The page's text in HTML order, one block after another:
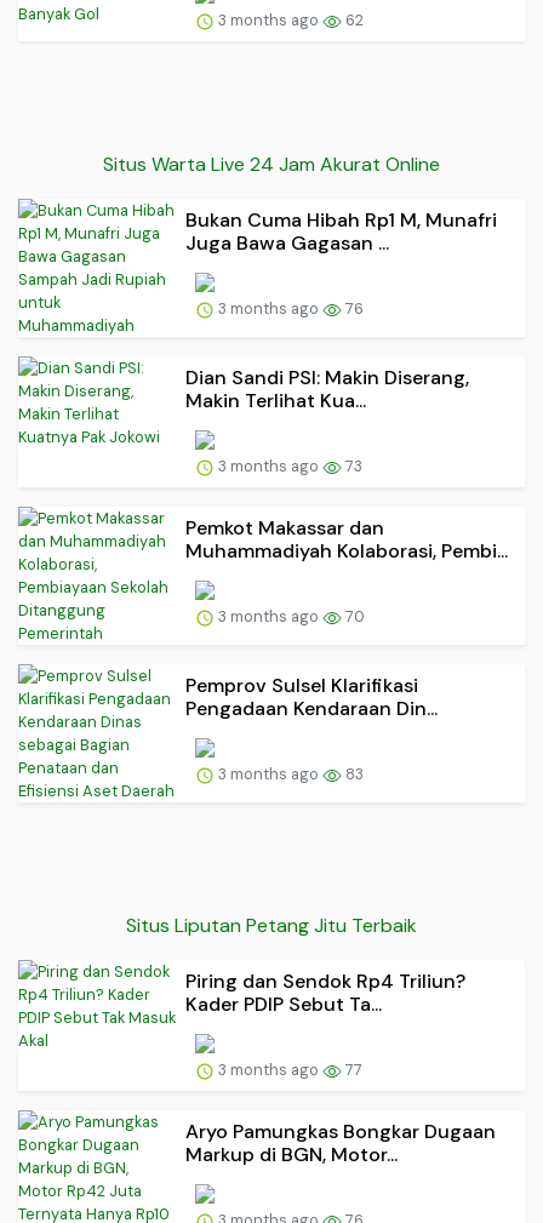
3 months ago 62
Situs Warta Live 24 Jam Akurat Online
Bukan Cuma Hibah Rp1 M, Munafri
Juga Bawa Gagasan ...
3 months ago 76
Dian Sandi PSI: Makin Diserang,
Makin Terlihat Kua...
3 months ago 73
Pemkot Makassar dan
Muhammadiyah Kolaborasi, Pembi...
3 months ago 70
Pemprov Sulsel Klarifikasi
Pengadaan Kendaraan Din...
3 months ago 83
Situs Liputan Petang Jitu Terbaik
Piring dan Sendok Rp4 Triliun?
Kader PDIP Sebut Ta...
3 months ago 77
Aryo Pamungkas Bongkar Dugaan
Markup di BGN, Motor...